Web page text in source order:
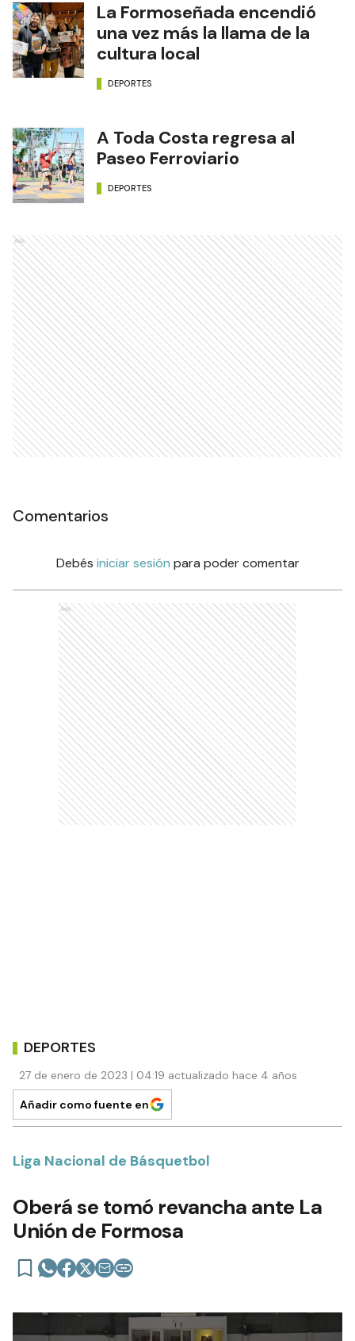
La Formoseñada encendió
una vez más la llama de la
cultura local
DEPORTES
A Toda Costa regresa al
Paseo Ferroviario
DEPORTES
Ads
Comentarios
Debés iniciar sesión para poder comentar
Ads
DEPORTES
27 de enero de 2023 | 04:19 actualizado hace 4 años
Añadir como fuente en
Liga Nacional de Básquetbol
Oberá se tomó revancha ante La
Unión de Formosa